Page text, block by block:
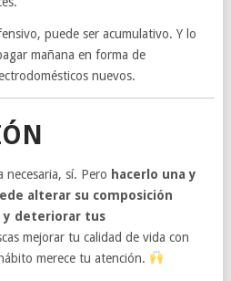
puede ser acumulativo. Y lo
mañana en forma de
nuevos.
necesaria, sí. Pero hacerlo una y
alterar su composición
y deteriorar tus
mejorar tu calidad de vida con
merece tu atención.